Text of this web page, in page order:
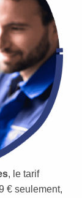
, le tarif
€ seulement,